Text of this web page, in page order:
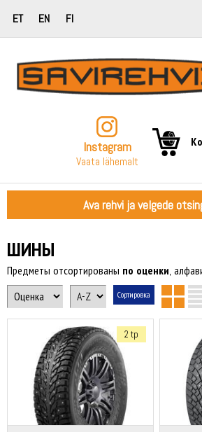
ET EN FI
Instagram
Vaata lähemalt
Ava rehvi ja velgede
ШИНЫ
Предметы отсортированы по оценки,
2 tp